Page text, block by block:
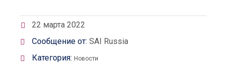
22 марта 2022
Сообщение от: SAI Russia
Категория: Новости